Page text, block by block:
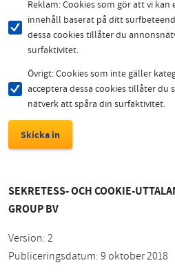
Reklam: Cookies som gör att vi
innehåll baserat på ditt
dessa cookies tillåter du
surfaktivitet.
Övrigt: Cookies som inte gäller
acceptera dessa cookies tillåter du
nätverk att spåra din surfaktivitet.
SEKRETESS- OCH COOKIE-
GROUP BV
Version: 2
Publiceringsdatum: 9 oktober 2018